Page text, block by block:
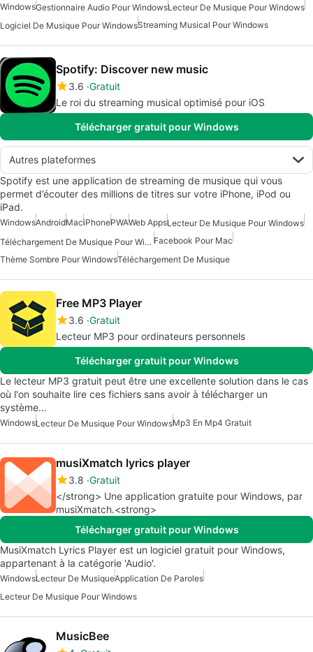
WindowsGestionnaire Audio Pour WindowsLecteur De Musique Pour Windows
Logiciel De Musique Pour WindowsStreaming Musical Pour Windows
Spotify: Discover new music
3.6 Gratuit
Le roi du streaming musical optimisé pour iOS
Télécharger gratuit pour Windows
Autres plateformes
Spotify est une application de streaming de musique qui vous
permet d’écouter des millions de titres sur votre iPhone, iPod ou
iPad.
WindowsAndroidMaciPhonePWAWeb AppsLecteur De Musique Pour Windows
Téléchargement De Musique Pour Windows 10 Facebook Pour Mac
Thème Sombre Pour WindowsTéléchargement De Musique
Free MP3 Player
3.6 Gratuit
Lecteur MP3 pour ordinateurs personnels
Télécharger gratuit pour Windows
Le lecteur MP3 gratuit peut être une excellente solution dans le cas
où l'on souhaite lire ces fichiers sans avoir à télécharger un
système…
WindowsLecteur De Musique Pour WindowsMp3 En Mp4 Gratuit
musiXmatch lyrics player
3.8 Gratuit
</strong> Une application gratuite pour Windows, par
musiXmatch.<strong>
Télécharger gratuit pour Windows
MusiXmatch Lyrics Player est un logiciel gratuit pour Windows,
appartenant à la catégorie 'Audio'.
WindowsLecteur De MusiqueApplication De Paroles
Lecteur De Musique Pour Windows
MusicBee